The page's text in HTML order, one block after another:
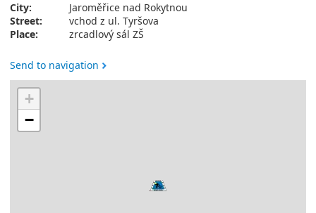
City:
Jaroměřice nad Rokytnou
Street:
vchod z ul. Tyršova
Place:
zrcadlový sál ZŠ
Send to navigation
+
−